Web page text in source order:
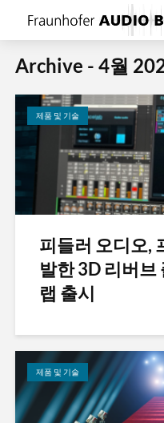
Archive - 4월
제품 및 기술
피들러 오디오,
발한 3D 리버
랩 출시
제품 및 기술